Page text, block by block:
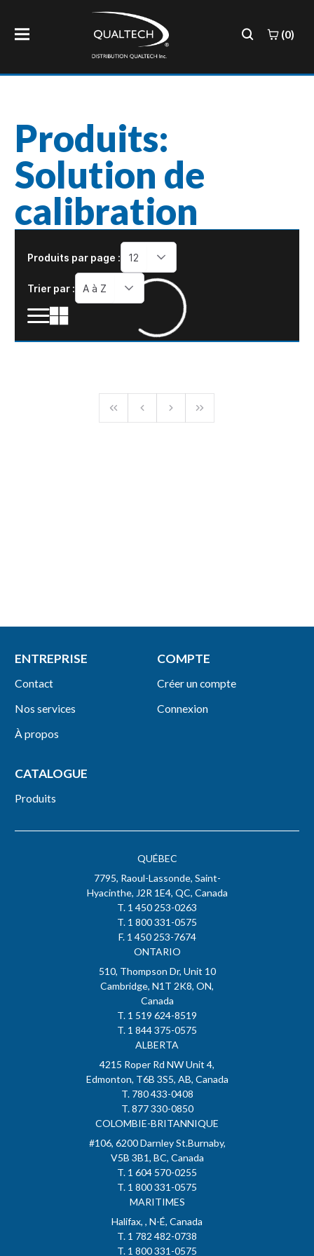
(0)
Produits:
Solution de
calibration
Produits par page : 12
Trier par : A à Z
QUÉBEC
7795, Raoul-Lassonde, Saint-
Hyacinthe, J2R 1E4, QC, Canada
T. 1 450 253-0263
T. 1 800 331-0575
F. 1 450 253-7674
ONTARIO
510, Thompson Dr, Unit 10
Cambridge, N1T 2K8, ON,
Canada
T. 1 519 624-8519
T. 1 844 375-0575
ALBERTA
4215 Roper Rd NW Unit 4,
Edmonton, T6B 3S5, AB, Canada
T. 780 433-0408
T. 877 330-0850
COLOMBIE-BRITANNIQUE
#106, 6200 Darnley St.Burnaby,
V5B 3B1, BC, Canada
T. 1 604 570-0255
T. 1 800 331-0575
MARITIMES
Halifax, , N-É, Canada
T. 1 782 482-0738
T. 1 800 331-0575
ENTREPRISE
Contact
Nos services
À propos
COMPTE
Créer un compte
Connexion
CATALOGUE
Produits